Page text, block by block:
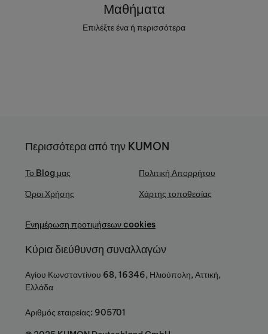
Μαθήματα
Επιλέξτε ένα ή περισσότερα
Περισσότερα από την KUMON
Το Blog μας
Όροι Χρήσης
Πολιτική Απορρήτου
Χάρτης τοποθεσίας
Ενημέρωση προτιμήσεων cookies
Κύρια διεύθυνση συναλλαγών
Αγίου Κωνσταντίνου 68, 16346, Ηλιούπολη, Αττική,
Ελλάδα
Αριθμός εταιρείας: 905701